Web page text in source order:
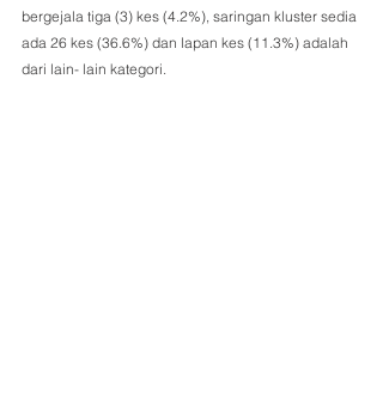
bergejala tiga (3) kes (4.2%), saringan kluster sedia
ada 26 kes (36.6%) dan lapan kes (11.3%) adalah
dari lain- lain kategori.